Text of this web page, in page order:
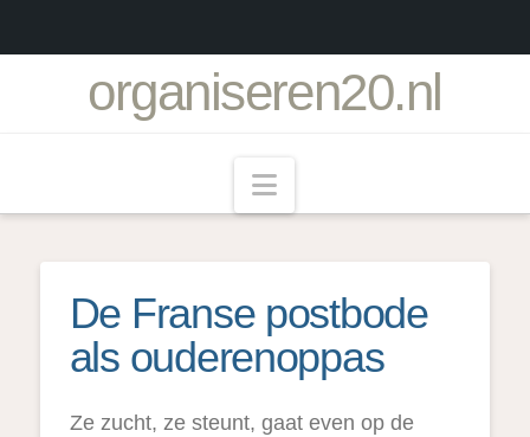
organiseren20.nl
Navigation
De Franse postbode
als ouderenoppas
Ze zucht, ze steunt, gaat even op de